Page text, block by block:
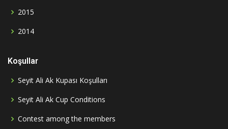
2015
2014
Koşullar
Seyit Ali Ak Kupası Koşulları
Seyit Ali Ak Cup Conditions
Contest among the members